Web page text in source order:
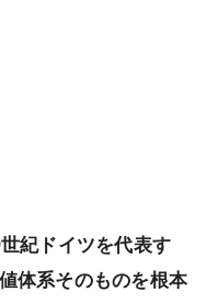
紀ドイツを代表す
体系そのものを根本